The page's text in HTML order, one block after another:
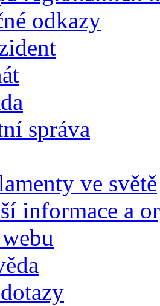
odkazy
správa
ve světě
informace a